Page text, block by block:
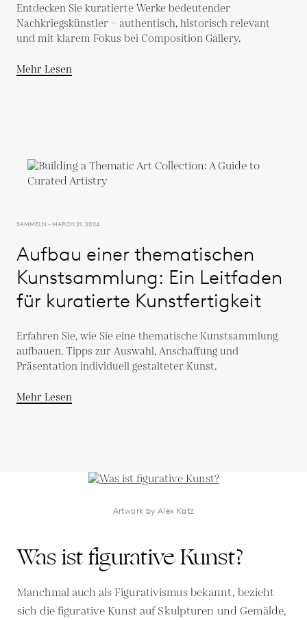
Entdecken Sie kuratierte Werke bedeutender
Nachkriegskünstler – authentisch, historisch relevant
und mit klarem Fokus bei Composition Gallery.
Mehr Lesen
SAMMELN - MARCH 21, 2024
Aufbau einer thematischen
Kunstsammlung: Ein Leitfaden
für kuratierte Kunstfertigkeit
Erfahren Sie, wie Sie eine thematische Kunstsammlung
aufbauen. Tipps zur Auswahl, Anschaffung und
Präsentation individuell gestalteter Kunst.
Mehr Lesen
Artwork by Alex Katz
Was ist figurative Kunst?
Manchmal auch als Figurativismus bekannt, bezieht
sich die figurative Kunst auf Skulpturen und Gemälde,